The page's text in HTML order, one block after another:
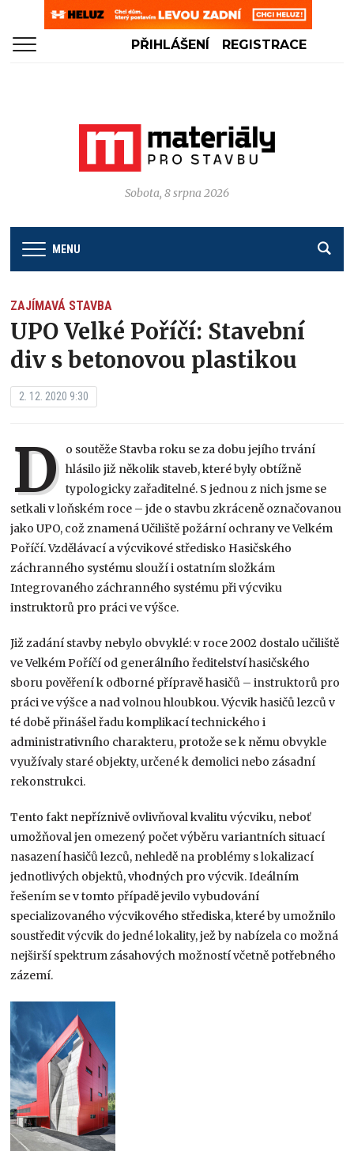
PŘIHLÁŠENÍ REGISTRACE
Sobota, 8 srpna 2026
MENU
ZAJÍMAVÁ STAVBA
UPO Velké Poříčí: Stavební
div s betonovou plastikou
2. 12. 2020 9:30
D o soutěže Stavba roku se za dobu jejího trvání
hlásilo již několik staveb, které byly obtížně
typologicky zařaditelné. S jednou z nich jsme se
setkali v loňském roce – jde o stavbu zkráceně označovanou
jako UPO, což znamená Učiliště požární ochrany ve Velkém
Poříčí. Vzdělávací a výcvikové středisko Hasičského
záchranného systému slouží i ostatním složkám
Integrovaného záchranného systému při výcviku
instruktorů pro práci ve výšce.
Již zadání stavby nebylo obvyklé: v roce 2002 dostalo učiliště
ve Velkém Poříčí od generálního ředitelství hasičského
sboru pověření k odborné přípravě hasičů – instruktorů pro
práci ve výšce a nad volnou hloubkou. Výcvik hasičů lezců v
té době přinášel řadu komplikací technického i
administrativního charakteru, protože se k němu obvykle
využívaly staré objekty, určené k demolici nebo zásadní
rekonstrukci.
Tento fakt nepříznivě ovlivňoval kvalitu výcviku, neboť
umožňoval jen omezený počet výběru variantních situací
nasazení hasičů lezců, nehledě na problémy s lokalizací
jednotlivých objektů, vhodných pro výcvik. Ideálním
řešením se v tomto případě jevilo vybudování
specializovaného výcvikového střediska, které by umožnilo
soustředit výcvik do jedné lokality, jež by nabízela co možná
nejširší spektrum zásahových možností včetně potřebného
zázemí.